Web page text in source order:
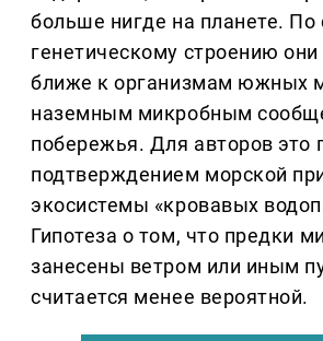
больше нигде на планете. По
генетическому строению они
ближе к организмам южных
наземным микробным
побережья. Для авторов это
подтверждением морской
экосистемы «кровавых
Гипотеза о том, что предки
занесены ветром или иным
считается менее вероятной.